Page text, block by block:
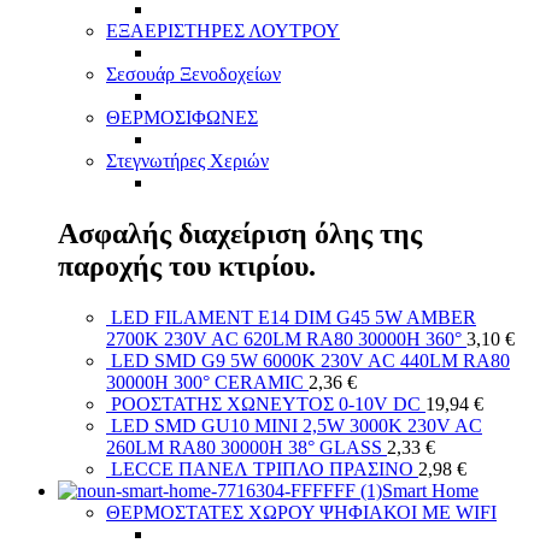
ΕΞΑΕΡΙΣΤΗΡΕΣ ΛΟΥΤΡΟΥ
Σεσουάρ Ξενοδοχείων
ΘΕΡΜΟΣΙΦΩΝΕΣ
Στεγνωτήρες Χεριών
Ασφαλής διαχείριση όλης της
παροχής του κτιρίου.
LED FILAMENT E14 DIM G45 5W AMBER
2700K 230V AC 620LM RA80 30000H 360° 3,10 €
LED SMD G9 5W 6000K 230V AC 440LM RA80
30000H 300° CERAMIC 2,36 €
ΡΟΟΣΤΑΤΗΣ ΧΩΝΕΥΤΟΣ 0-10V DC 19,94 €
LED SMD GU10 MINI 2,5W 3000K 230V AC
260LM RA80 30000H 38° GLASS 2,33 €
LECCE ΠΑΝΕΛ ΤΡΙΠΛΟ ΠΡΑΣΙΝΟ 2,98 €
Smart Home
ΘΕΡΜΟΣΤΑΤΕΣ ΧΩΡΟΥ ΨΗΦΙΑΚΟΙ ΜΕ WIFI